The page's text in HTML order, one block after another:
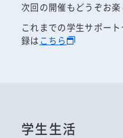
次回の開催もどうぞお楽
これまでの学生サポー
録はこちら
学生生活